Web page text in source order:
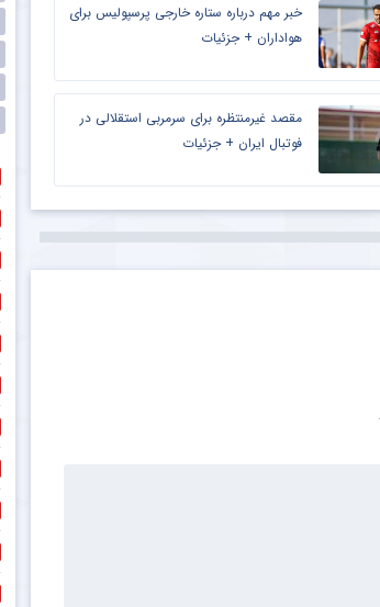
خبر مهم درباره ستاره خارجی پرسپولیس برای
هواداران + جزئیات
مقصد غیرمنتظره برای سرمربی استقلالی در
فوتبال ایران + جزئیات